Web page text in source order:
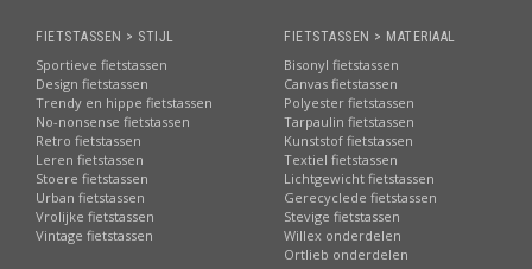
FIETSTASSEN > STIJL
Sportieve fietstassen
Design fietstassen
Trendy en hippe fietstassen
No-nonsense fietstassen
Retro fietstassen
Leren fietstassen
Stoere fietstassen
Urban fietstassen
Vrolijke fietstassen
Vintage fietstassen
FIETSTASSEN > MATERIAAL
Bisonyl fietstassen
Canvas fietstassen
Polyester fietstassen
Tarpaulin fietstassen
Kunststof fietstassen
Textiel fietstassen
Lichtgewicht fietstassen
Gerecyclede fietstassen
Stevige fietstassen
Willex onderdelen
Ortlieb onderdelen